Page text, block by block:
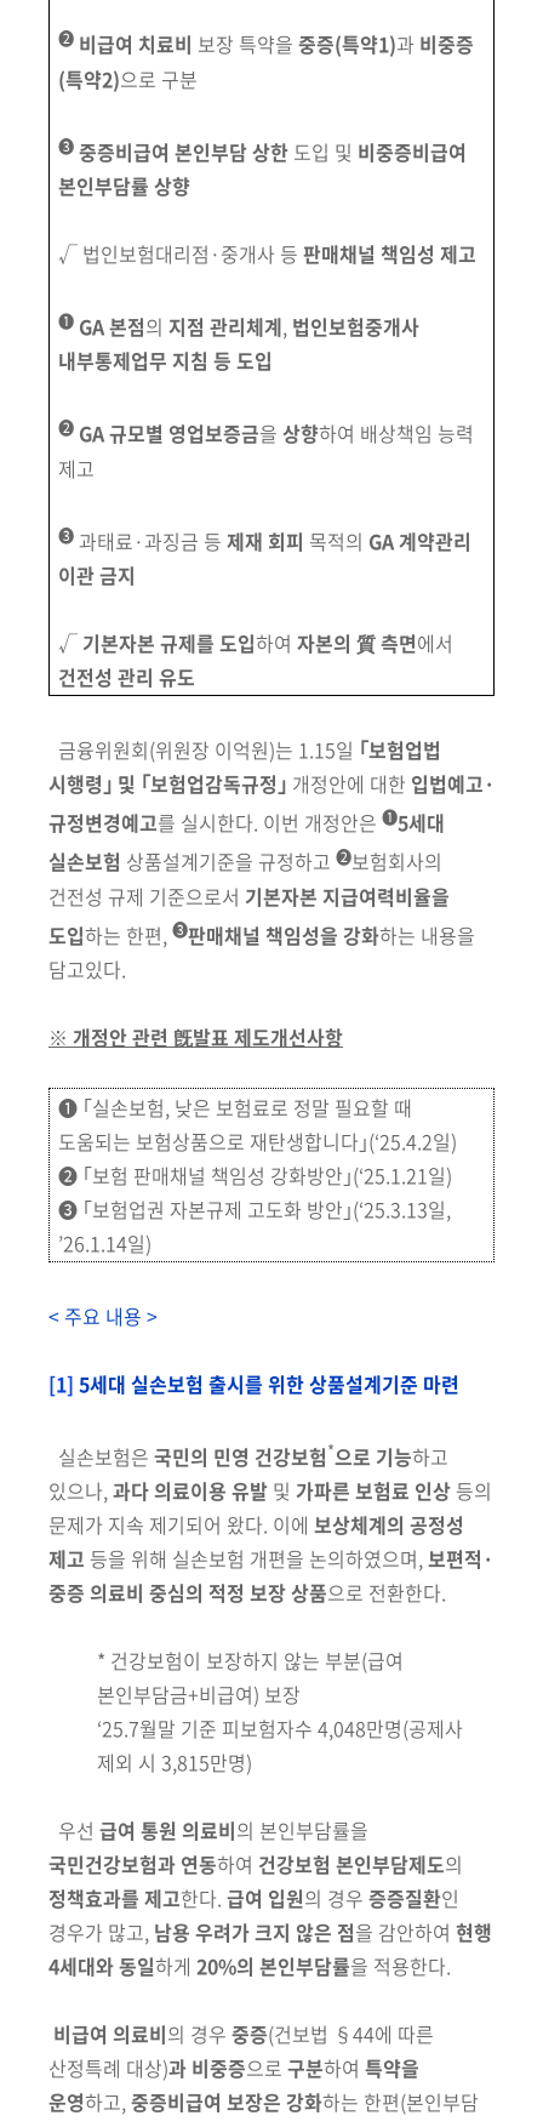
➋ 비급여 치료비 보장 특약을 중증(특약1)과 비중증
(특약2)으로 구분
➌ 중증비급여 본인부담 상한도입 및 비중증비급여
본인부담률 상향
√ 법인보험대리점·중개사 등 판매채널 책임성 제고
➊ GA 본점의 지점 관리체계, 법인보험중개사
내부통제업무 지침 등 도입
➋ GA 규모별 영업보증금을 상향하여 배상책임 능력
제고
➌과태료·과징금 등 제재 회피 목적의 GA 계약관리
이관 금지
√ 기본자본 규제를 도입하여 자본의 質 측면에서
건전성 관리 유도
금융위원회(위원장 이억원)는 1.15일 ｢보험업법
시행령｣ 및 ｢보험업감독규정｣ 개정안에 대한 입법예고·
규정변경예고를 실시한다. 이번 개정안은 ➊5세대
실손보험 상품설계기준을 규정하고 ➋보험회사의
건전성 규제 기준으로서 기본자본 지급여력비율을
도입하는 한편, ➌판매채널 책임성을 강화하는 내용을
담고있다.
※ 개정안 관련 旣발표 제도개선사항
➊｢실손보험, 낮은 보험료로 정말 필요할 때
도움되는 보험상품으로 재탄생합니다｣(‘25.4.2일)
➋ ｢보험 판매채널 책임성 강화방안｣(‘25.1.21일)
➌ ｢보험업권 자본규제 고도화 방안｣(‘25.3.13일,
’26.1.14일)
< 주요 내용 >
[1] 5세대 실손보험 출시를 위한 상품설계기준 마련
실손보험은 국민의 민영 건강보험*으로 기능하고
있으나,과다 의료이용 유발 및 가파른 보험료 인상 등의
문제가 지속 제기되어 왔다. 이에 보상체계의 공정성
제고 등을 위해 실손보험 개편을 논의하였으며,보편적·
중증 의료비 중심의 적정 보장상품으로 전환한다.
* 건강보험이 보장하지 않는 부분(급여
본인부담금+비급여) 보장
‘25.7월말 기준 피보험자수 4,048만명(공제사
제외 시 3,815만명)
우선 급여 통원 의료비의 본인부담률을
국민건강보험과 연동하여 건강보험 본인부담제도의
정책효과를 제고한다. 급여 입원의 경우 증증질환인
경우가 많고, 남용 우려가 크지 않은 점을 감안하여 현행
4세대와 동일하게 20%의 본인부담률을 적용한다.
비급여 의료비의 경우 중증(건보법 §44에 따른
산정특례 대상)과 비중증으로 구분하여 특약을
운영하고,중증비급여 보장은 강화하는 한편(본인부담